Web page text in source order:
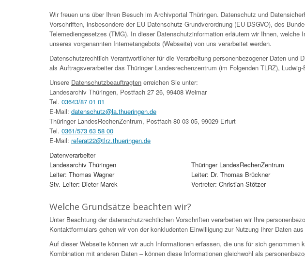
Wir freuen uns über Ihren Besuch im Archivportal Thüringen. Datenschutz und
Vorschriften, insbesondere der EU Datenschutz-Grundverordnung (EU-DSGVO), des
Telemediengesetzes (TMG). In dieser Datenschutzinformation erläutern wir Ihnen,
unseres vorgenannten Internetangebots (Webseite) von uns verarbeitet werden.
Datenschutzrechtlich Verantwortlicher für die Verarbeitung personenbezogener Daten
als Auftragsverarbeiter das Thüringer Landesrechenzentrum (im Folgenden TLRZ),
Unsere Datenschutzbeauftragten erreichen Sie unter:
Landesarchiv Thüringen, Postfach 27 26, 99408 Weimar
Tel. 03643/87 01 01
E-Mail: datenschutz@la.thueringen.de
Thüringer LandesRechenZentrum, Postfach 80 03 05, 99029 Erfurt
Tel. 0361/573 63 58 00
E-Mail: referat22@tlrz.thueringen.de
Datenverarbeiter
Landesarchiv Thüringen
Leiter: Thomas Wagner
Stv. Leiter: Dieter Marek
Thüringer LandesRechenZentrum
Leiter: Dr. Thomas Brückner
Vertreter: Christian Stötzer
Welche Grundsätze beachten wir?
Unter Beachtung der datenschutzrechtlichen Vorschriften verarbeiten wir Ihre
Kontaktformulars gehen wir von der konkludenten Einwilligung zur Nutzung Ihrer Daten
Auf dieser Webseite können wir auch Informationen erfassen, die uns für sich
Kombination mit anderen Daten – können diese Informationen gleichwohl als